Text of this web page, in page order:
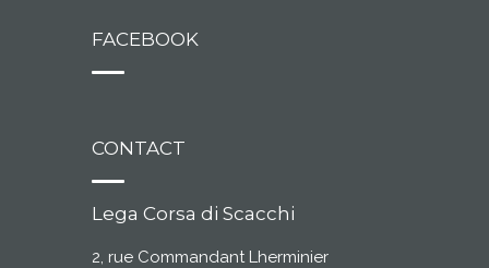
FACEBOOK
CONTACT
Lega Corsa di Scacchi
2, rue Commandant Lherminier